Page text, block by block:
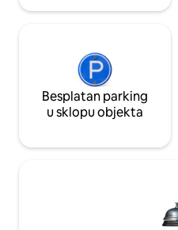
Besplatan parking
u sklopu objekta